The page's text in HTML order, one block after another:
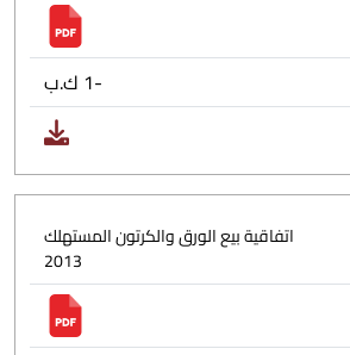
-1 ك.ب
اتفاقية بيع الورق والكرتون المستهلك
2013